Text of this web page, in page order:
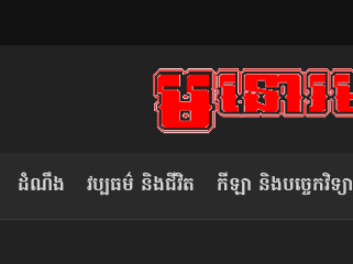
ដំណឹង វប្បធម៌ និងជីវិត កីឡា និងបច្ចេកវិទ្យា